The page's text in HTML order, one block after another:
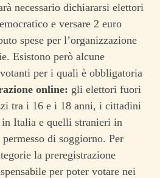
necessario dichiararsi elettori
e versare 2 euro
spese per l’organizzazione
Esistono però alcune
per i quali è obbligatoria
online: gli elettori fuori
tra i 16 e i 18 anni, i cittadini
in Italia e quelli stranieri in
permesso di soggiorno. Per
la preregistrazione
per poter votare nei